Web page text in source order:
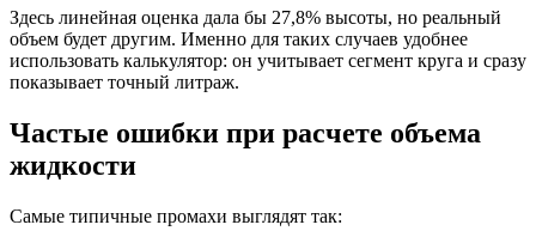
Здесь линейная оценка дала бы 27,8% высоты, но реальный
объем будет другим. Именно для таких случаев удобнее
использовать калькулятор: он учитывает сегмент круга и сразу
показывает точный литраж.
Частые ошибки при расчете объема
жидкости
Самые типичные промахи выглядят так: